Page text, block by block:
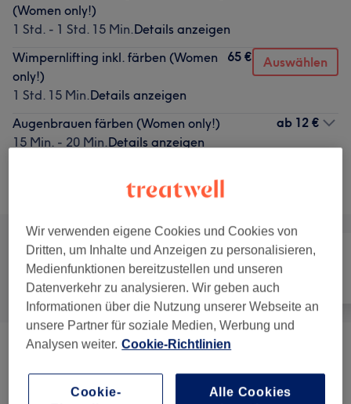
(Women only!)
1 Std. - 1 Std. 15 Min.Details anzeigen
Wimpernlifting inkl. färben (Women
only!)
1 Std. 15 Min.Details anzeigen
65 € Auswählen
Augenbrauen färben (Women only!)
15 Min. - 20 Min.Details anzeigen
ab 12 €
Gesicht
Gesichtsbehandlungen (8)
Augenbrauen & Wimpernbehandlungen (6) ab 10 €
Wir verwenden eigene Cookies und Cookies von
Dritten, um Inhalte und Anzeigen zu personalisieren,
Medienfunktionen bereitzustellen und unseren
Datenverkehr zu analysieren. Wir geben auch
Informationen über die Nutzung unserer Webseite an
unsere Partner für soziale Medien, Werbung und
Analysen weiter. Cookie-Richtlinien
Alle Cookies
Cookie-